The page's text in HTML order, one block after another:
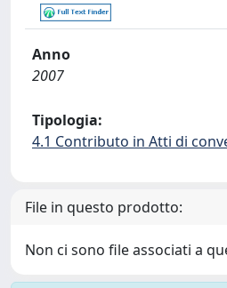
Anno
2007
Tipologia:
4.1 Contributo in Atti di
File in questo prodotto:
Non ci sono file associati a